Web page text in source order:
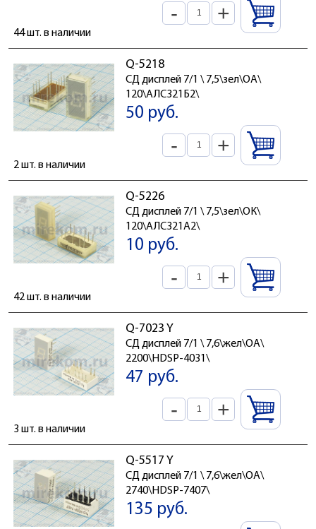
- +
44 шт. в наличии
Q-5218
СД дисплей 7/1 \ 7,5\зел\ОА\
120\АЛС321Б2\
50 руб.
- +
2 шт. в наличии
Q-5226
СД дисплей 7/1 \ 7,5\зел\ОК\
120\АЛС321А2\
10 руб.
- +
42 шт. в наличии
Q-7023 Y
СД дисплей 7/1 \ 7,6\жел\ОА\
2200\HDSP-4031\
47 руб.
- +
3 шт. в наличии
Q-5517 Y
СД дисплей 7/1 \ 7,6\жел\ОА\
2740\HDSP-7407\
135 руб.